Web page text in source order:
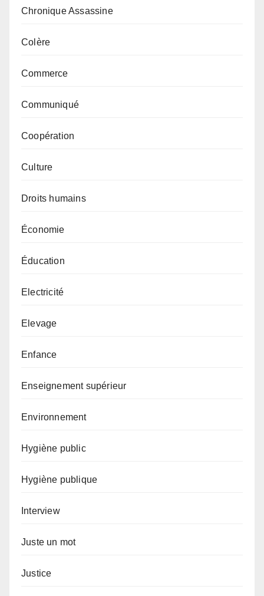
Chronique Assassine
Colère
Commerce
Communiqué
Coopération
Culture
Droits humains
Économie
Éducation
Electricité
Elevage
Enfance
Enseignement supérieur
Environnement
Hygiène public
Hygiène publique
Interview
Juste un mot
Justice